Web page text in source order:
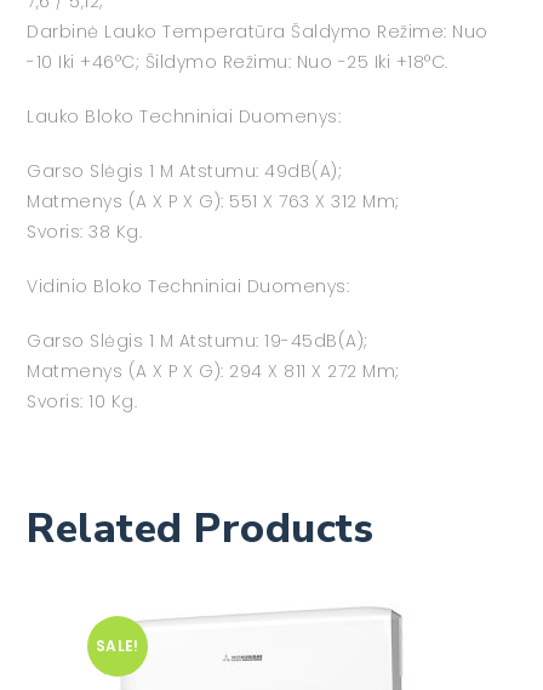
Darbinė Lauko Temperatūra Šaldymo Režime: Nuo
-10 Iki +46°C; Šildymo Režimu: Nuo -25 Iki +18°C.
Lauko Bloko Techniniai Duomenys:
Garso Slėgis 1 M Atstumu: 49dB(A);
Matmenys (A X P X G): 551 X 763 X 312 Mm;
Svoris: 38 Kg.
Vidinio Bloko Techniniai Duomenys:
Garso Slėgis 1 M Atstumu: 19-45dB(A);
Matmenys (A X P X G): 294 X 811 X 272 Mm;
Svoris: 10 Kg.
Related Products
SALE!